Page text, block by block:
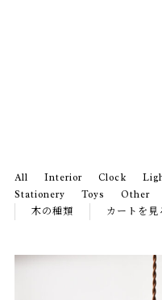
All Interior Clock
Stationery
Toys Other
木の種類
カートを見